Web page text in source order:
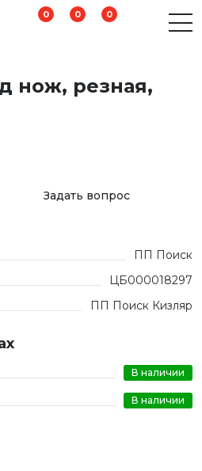
0 0 0
нож, резная,
Задать вопрос
ПП Поиск
ЦБ000018297
ПП Поиск Кизляр
В наличии
В наличии